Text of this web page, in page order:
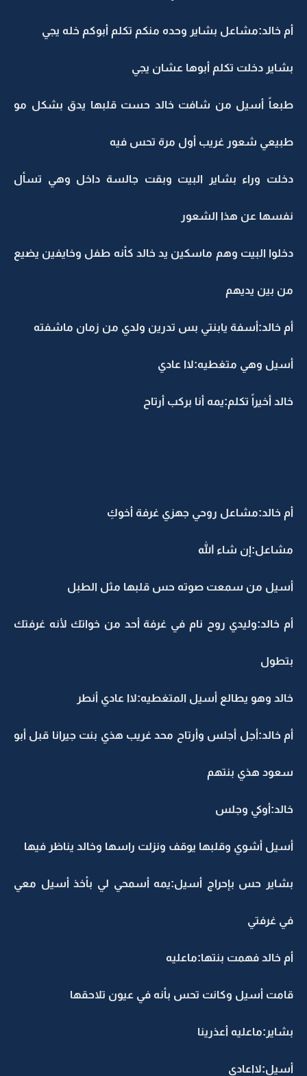
أم خالد:مشاعل بشاير وحده منكم تكلم أبوكم خله يجي
بشاير دخلت تكلم أبوها عشان يجي
طبعاً أسيل من شافت خالد حست قلبها يدق بشكل مو
طبيعي شعور غريب أول مرة تحس فيه
دخلت وراء بشاير البيت وبقت جالسة داخل وهي تسأل
نفسها عن هذا الشعور
دخلوا البيت وهم ماسكين يد خالد كأنه طفل وخايفين يضيع
من بين يديهم
أم خالد:أسفة يابنتي بس تدرين ولدي من زمان ماشفته
أسيل وهي متغطيه:لاا عادي
خالد أخيراً تكلم:يمه أنا بركب أرتاح
أم خالد:مشاعل روحي جهزي غرفة أخوكِ
مشاعل:إن شاء الله
أسيل من سمعت صوته حس قلبها مثل الطبل
أم خالد:وليدي روح نام في غرفة أحد من خواتك لأنه غرفتك
بتطول
خالد وهو يطالع أسيل المتغطيه:لاا عادي أنطر
أم خالد:أجل أجلس وأرتاح محد غريب هذي بنت جيرانا قبل أبو
سعود هذي بنتهم
خالد:أوكي وجلس
أسيل أشوي وقلبها يوقف ونزلت راسها وخالد يناظر فيها
بشاير حس بإحراج أسيل:يمه أسمحي لي بأخذ أسيل معي
في غرفتي
أم خالد فهمت بنتها:ماعليه
قامت أسيل وكانت تحس بأنه في عيون تلاحقها
بشاير:ماعليه أعذرينا
أسيل:لااعادي